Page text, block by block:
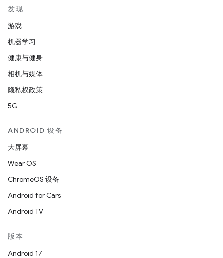
发现
游戏
机器学习
健康与健身
相机与媒体
隐私权政策
5G
ANDROID 设备
大屏幕
Wear OS
ChromeOS 设备
Android for Cars
Android TV
版本
Android 17